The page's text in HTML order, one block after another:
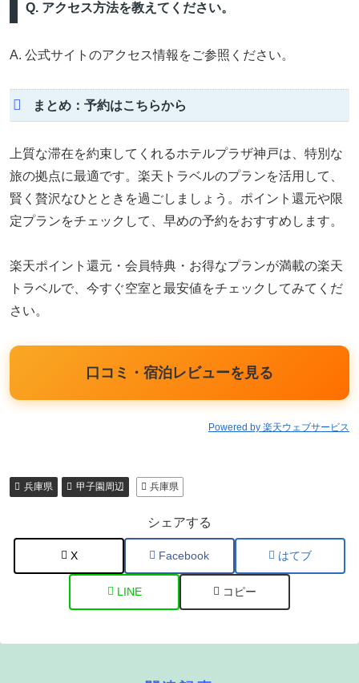
Q. アクセス方法を教えてください。
A. 公式サイトのアクセス情報をご参照ください。
まとめ：予約はこちらから
上質な滞在を約束してくれるホテルプラザ神戸は、特別な
旅の拠点に最適です。楽天トラベルのプランを活用して、
賢く贅沢なひとときを過ごしましょう。ポイント還元や限
定プランをチェックして、早めの予約をおすすめします。
楽天ポイント還元・会員特典・お得なプランが満載の楽天
トラベルで、今すぐ空室と最安値をチェックしてみてくだ
さい。
口コミ・宿泊レビューを見る
Powered by 楽天ウェブサービス
兵庫県 甲子園周辺 兵庫県
シェアする
X Facebook はてブ
LINE コピー